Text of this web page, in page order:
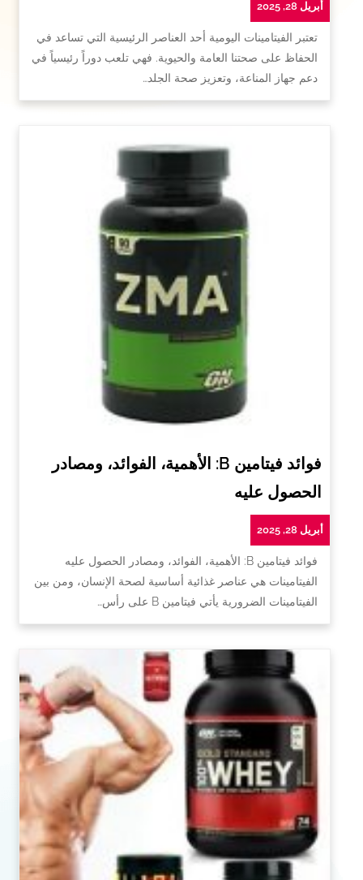
أبريل 28, 2025
تعتبر الفيتامينات اليومية أحد العناصر الرئيسية التي تساعد في
الحفاظ على صحتنا العامة والحيوية. فهي تلعب دوراً رئيسياً في
دعم جهاز المناعة، وتعزيز صحة الجلد…
فوائد فيتامين B: الأهمية، الفوائد، ومصادر
الحصول عليه
أبريل 28, 2025
فوائد فيتامين B: الأهمية، الفوائد، ومصادر الحصول عليه
الفيتامينات هي عناصر غذائية أساسية لصحة الإنسان، ومن بين
الفيتامينات الضرورية يأتي فيتامين B على رأس…